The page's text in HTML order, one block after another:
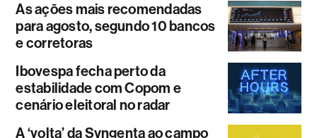
As ações mais recomendadas
para agosto, segundo 10 bancos
e corretoras
Ibovespa fecha perto da
estabilidade com Copom e
cenário eleitoral no radar
A ‘volta’ da Syngenta ao campo